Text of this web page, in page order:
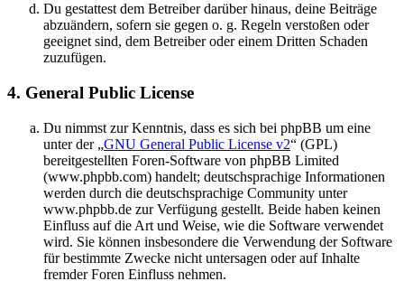
Du gestattest dem Betreiber darüber hinaus, deine Beiträge
abzuändern, sofern sie gegen o. g. Regeln verstoßen oder
geeignet sind, dem Betreiber oder einem Dritten Schaden
zuzufügen.
4. General Public License
Du nimmst zur Kenntnis, dass es sich bei phpBB um eine
unter der „GNU General Public License v2“ (GPL)
bereitgestellten Foren-Software von phpBB Limited
(www.phpbb.com) handelt; deutschsprachige Informationen
werden durch die deutschsprachige Community unter
www.phpbb.de zur Verfügung gestellt. Beide haben keinen
Einfluss auf die Art und Weise, wie die Software verwendet
wird. Sie können insbesondere die Verwendung der Software
für bestimmte Zwecke nicht untersagen oder auf Inhalte
fremder Foren Einfluss nehmen.